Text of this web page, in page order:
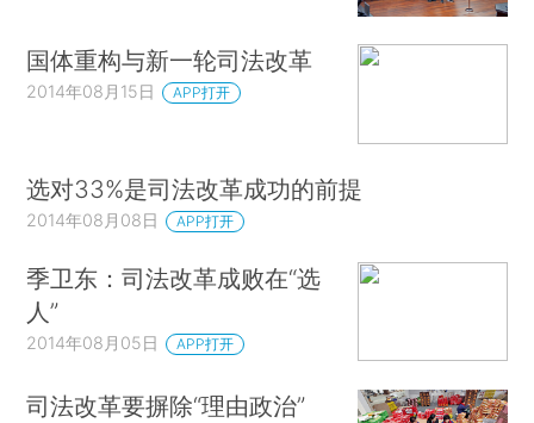
国体重构与新一轮司法改革
2014年08月15日 APP打开
选对33%是司法改革成功的前提
2014年08月08日 APP打开
季卫东：司法改革成败在“选
人”
2014年08月05日 APP打开
司法改革要摒除“理由政治”